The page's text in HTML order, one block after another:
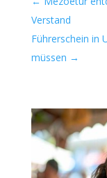
Verstand
Führerschein in
müssen →